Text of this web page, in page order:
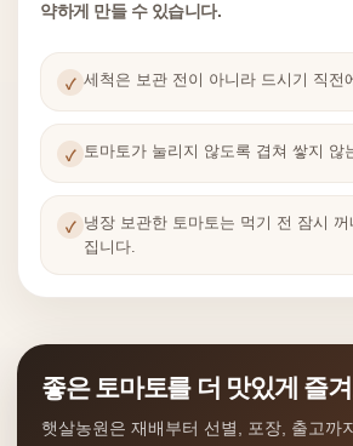
약하게 만들 수 있습니다.
✓ 세척은 보관 전이 아니라 드시기 직전
✓ 토마토가 눌리지 않도록 겹쳐 쌓지 않
✓ 냉장 보관한 토마토는 먹기 전 잠시
집니다.
좋은 토마토를 더 맛있게 즐
햇살농원은 재배부터 선별, 포장, 출고까